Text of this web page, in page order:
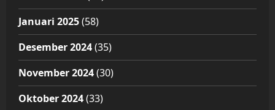
Januari 2025(58)
Desember 2024(35)
November 2024(30)
Oktober 2024(33)